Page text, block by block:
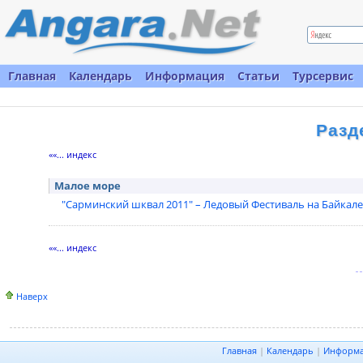
Главная Календарь Информация Статьи Турсервис
««... индекс
Малое море
"Сарминский шквал 2011" – Ледовый Фестиваль на Байкале
««... индекс
Наверх
Главная | Календарь |